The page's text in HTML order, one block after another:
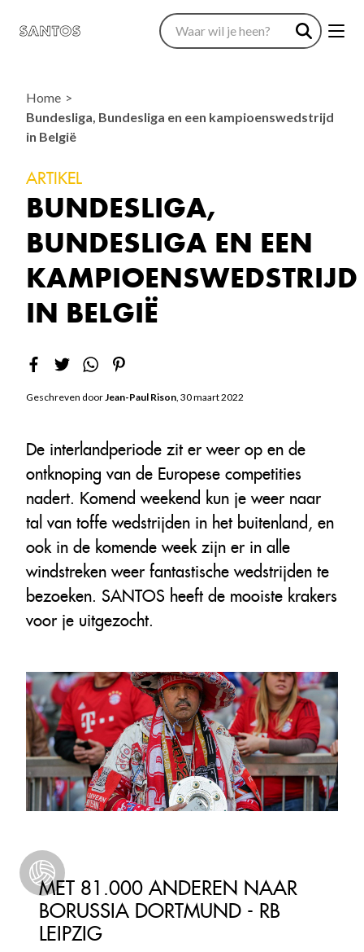
Home
Bundesliga, Bundesliga en een kampioenswedstrijd
in België
ARTIKEL
BUNDESLIGA,
BUNDESLIGA EN EEN
KAMPIOENSWEDSTRIJD
IN BELGIË
Geschreven doorJean-Paul Rison, 30 maart 2022
De interlandperiode zit er weer op en de
ontknoping van de Europese competities
nadert. Komend weekend kun je weer naar
tal van toffe wedstrijden in het buitenland, en
ook in de komende week zijn er in alle
windstreken weer fantastische wedstrijden te
bezoeken. SANTOS heeft de mooiste krakers
voor je uitgezocht.
MET 81.000 ANDEREN NAAR
BORUSSIA DORTMUND - RB
LEIPZIG